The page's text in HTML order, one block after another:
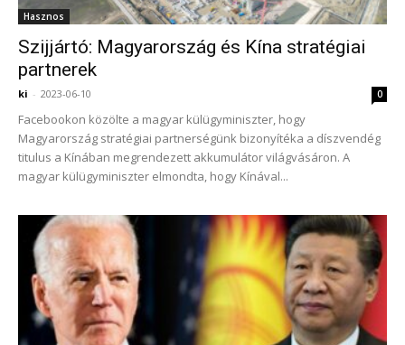
Hasznos
Szijjártó: Magyarország és Kína stratégiai
partnerek
ki - 2023-06-10 0
Facebookon közölte a magyar külügyminiszter, hogy
Magyarország stratégiai partnerségünk bizonyítéka a díszvendég
titulus a Kínában megrendezett akkumulátor világvásáron. A
magyar külügyminiszter elmondta, hogy Kínával...